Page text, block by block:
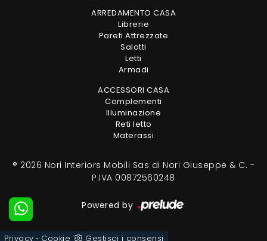
ARREDAMENTO CASA
Librerie
Pareti Attrezzate
Salotti
Letti
Armadi
ACCESSORI CASA
Complementi
Illuminazione
Reti letto
Materassi
® 2026 Nori Interiors Mobili Sas di Nori Giuseppe & C. -
P.IVA 00872560248
Powered by
Privacy - Cookie Gestisci i consensi